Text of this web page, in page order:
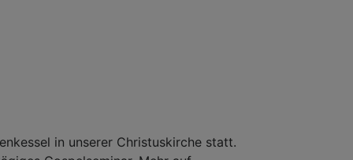
in unserer Christuskirche statt.